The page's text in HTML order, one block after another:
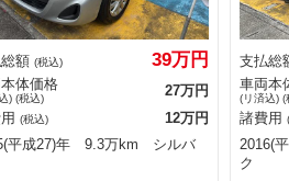
額 (税込) 39万円
体価格
) (税込)
27万円
(税込)
12万円
平成27)年 9.3万km シルバ
支払総
車両本
(リ済込) (
諸費用
2016(
ク